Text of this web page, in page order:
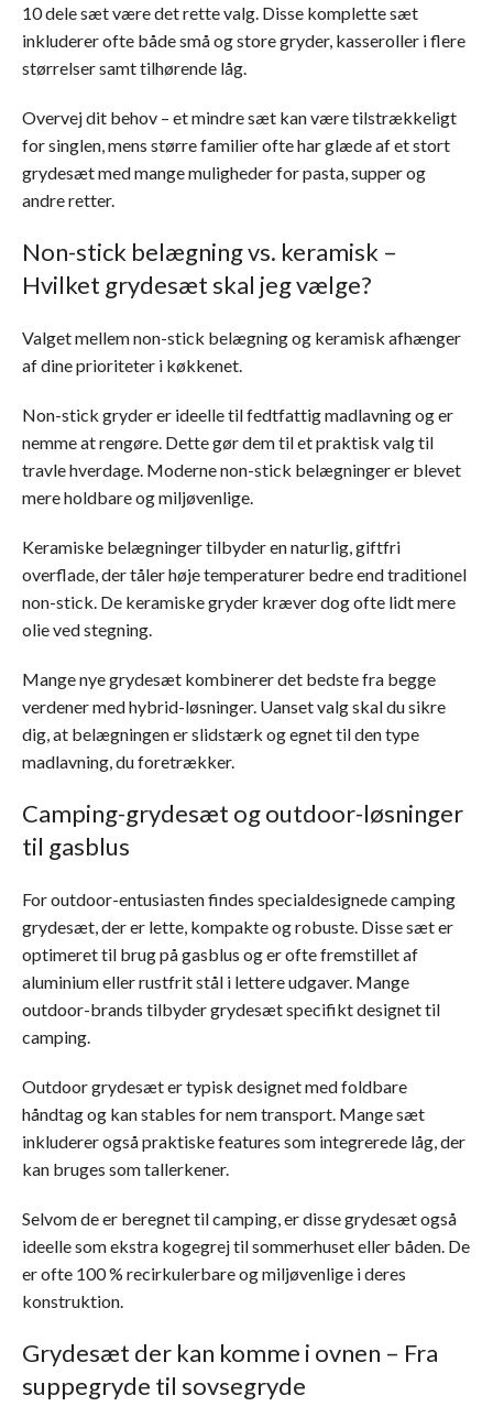
10 dele sæt være det rette valg. Disse komplette sæt
inkluderer ofte både små og store gryder, kasseroller i flere
størrelser samt tilhørende låg.
Overvej dit behov – et mindre sæt kan være tilstrækkeligt
for singlen, mens større familier ofte har glæde af et stort
grydesæt med mange muligheder for pasta, supper og
andre retter.
Non-stick belægning vs. keramisk –
Hvilket grydesæt skal jeg vælge?
Valget mellem non-stick belægning og keramisk afhænger
af dine prioriteter i køkkenet.
Non-stick gryder er ideelle til fedtfattig madlavning og er
nemme at rengøre. Dette gør dem til et praktisk valg til
travle hverdage. Moderne non-stick belægninger er blevet
mere holdbare og miljøvenlige.
Keramiske belægninger tilbyder en naturlig, giftfri
overflade, der tåler høje temperaturer bedre end traditionel
non-stick. De keramiske gryder kræver dog ofte lidt mere
olie ved stegning.
Mange nye grydesæt kombinerer det bedste fra begge
verdener med hybrid-løsninger. Uanset valg skal du sikre
dig, at belægningen er slidstærk og egnet til den type
madlavning, du foretrækker.
Camping-grydesæt og outdoor-løsninger
til gasblus
For outdoor-entusiasten findes specialdesignede camping
grydesæt, der er lette, kompakte og robuste. Disse sæt er
optimeret til brug på gasblus og er ofte fremstillet af
aluminium eller rustfrit stål i lettere udgaver. Mange
outdoor-brands tilbyder grydesæt specifikt designet til
camping.
Outdoor grydesæt er typisk designet med foldbare
håndtag og kan stables for nem transport. Mange sæt
inkluderer også praktiske features som integrerede låg, der
kan bruges som tallerkener.
Selvom de er beregnet til camping, er disse grydesæt også
ideelle som ekstra kogegrej til sommerhuset eller båden. De
er ofte 100 % recirkulerbare og miljøvenlige i deres
konstruktion.
Grydesæt der kan komme i ovnen – Fra
suppegryde til sovsegryde